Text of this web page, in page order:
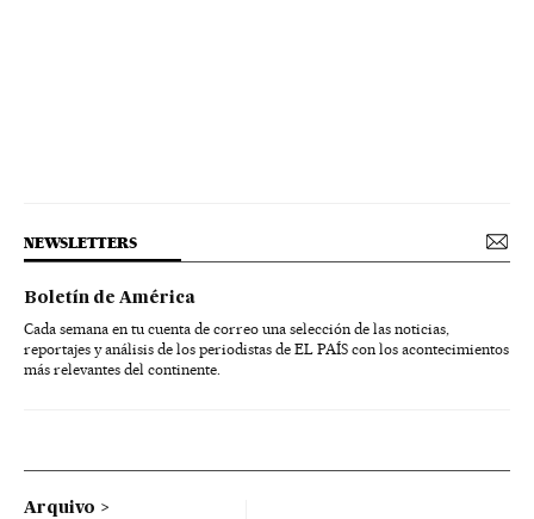
NEWSLETTERS
Boletín de América
Cada semana en tu cuenta de correo una selección de las noticias,
reportajes y análisis de los periodistas de EL PAÍS con los acontecimientos
más relevantes del continente.
Arquivo